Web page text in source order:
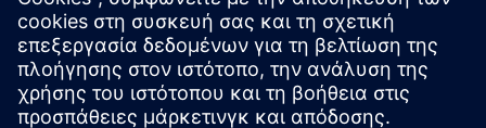
Απλοποίηση της αυτοματοποιημένης μοντελοποίησης
αποθήκευσης για εφοδιαστική
Βελτιστοποίηση λειτουργιών αποθήκης με χάρτες
θερμότητας και σενάρια «What-If»
Νέες δυνατότητες στη βιβλιοθήκη προσομοίωσης